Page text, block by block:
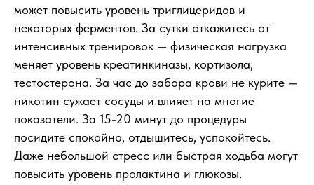
может повысить уровень триглицеридов и
некоторых ферментов. За сутки откажитесь от
интенсивных тренировок — физическая нагрузка
меняет уровень креатинкиназы, кортизола,
тестостерона. За час до забора крови не курите —
никотин сужает сосуды и влияет на многие
показатели. За 15-20 минут до процедуры
посидите спокойно, отдышитесь, успокойтесь.
Даже небольшой стресс или быстрая ходьба могут
повысить уровень пролактина и глюкозы.